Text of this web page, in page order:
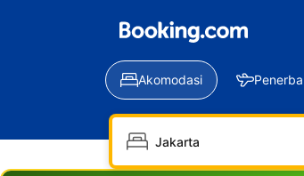
Akomodasi